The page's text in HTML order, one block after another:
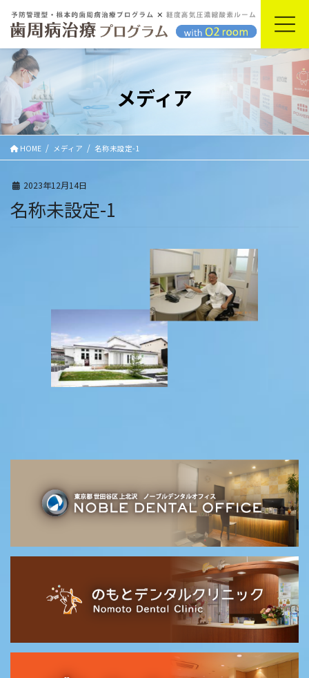
ン
に
動
ー
ョ
に
移
動
メディア
HOME メディア 名称未設定-1
2023年12月14日
名称未設定-1